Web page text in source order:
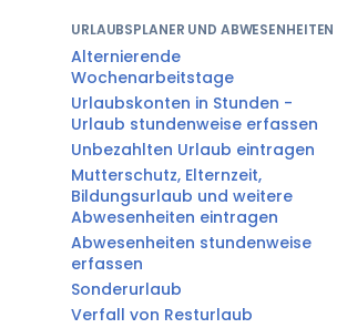
URLAUBSPLANER UND ABWESENHEITEN
Alternierende
Wochenarbeitstage
Urlaubskonten in Stunden -
Urlaub stundenweise erfassen
Unbezahlten Urlaub eintragen
Mutterschutz, Elternzeit,
Bildungsurlaub und weitere
Abwesenheiten eintragen
Abwesenheiten stundenweise
erfassen
Sonderurlaub
Verfall von Resturlaub